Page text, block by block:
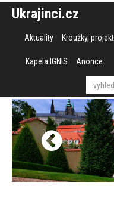
Ukrajinci.cz
Aktuality Kroužky,
Kapela IGNIS Anonce